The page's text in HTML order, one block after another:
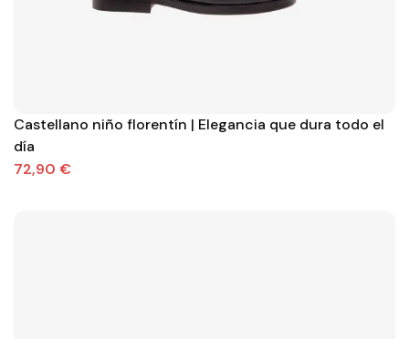
Castellano niño florentín | Elegancia que dura todo el
día
72,90 €